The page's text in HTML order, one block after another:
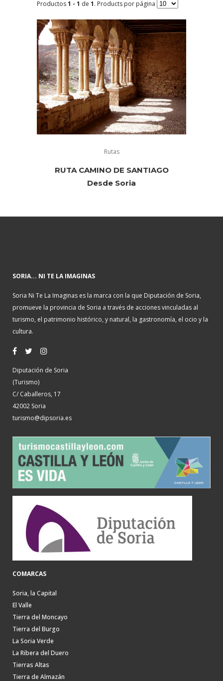
Productos1 - 1 de 1. Products por página
Rutas
RUTA CAMINO DE SANTIAGO
Desde Soria
SORIA... NI TE LA IMAGINAS
Soria Ni Te La Imaginas es la marca con la que Diputación de Soria,
promueve la provincia de Soria a través de acciones vinculadas al
turismo, el patrimonio histórico, y natural, la gastronomía, el ocio y la
cultura.
Diputación de Soria
(Turismo)
C/ Caballeros, 17
42002 Soria
turismo@dipsoria.es
COMARCAS
Soria, la Capital
El Valle
Tierra del Moncayo
Tierra del Burgo
La Soria Verde
La Ribera del Duero
Tierras Altas
Tierra de Almazán